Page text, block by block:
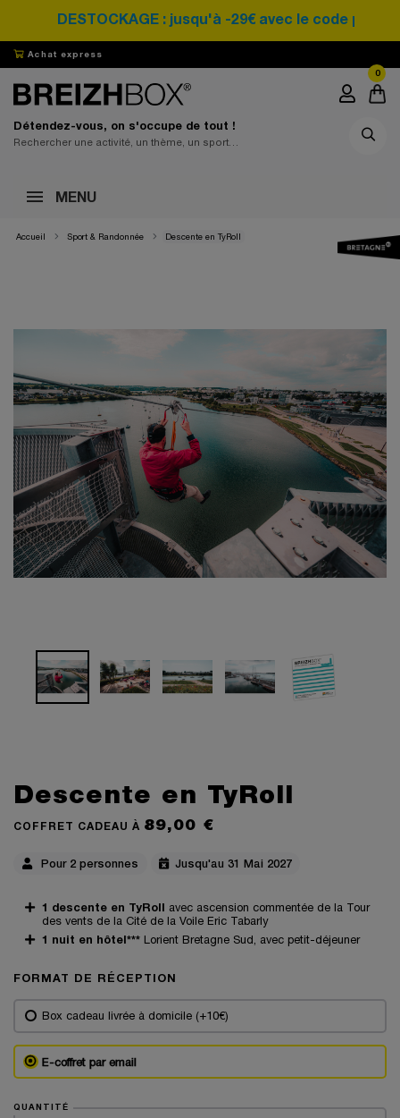
DESTOCKAGE : jusqu'à -29€ avec le code promo
Achat express
Détendez-vous, on s'occupe de tout !
0
MENU
Accueil Sport & Randonnée Descente en TyRoll
Descente en TyRoll
COFFRET CADEAU À 89,00 €
Pour 2 personnes Jusqu'au 31 Mai 2027
1 descente en TyRoll avec ascension commentée de la Tour
des vents de la Cité de la Voile Eric Tabarly
1 nuit en hôtel***Lorient Bretagne Sud, avec petit-déjeuner
FORMAT DE RÉCEPTION
Box cadeau livrée à domicile (+10€)
E-coffret par email
QUANTITÉ